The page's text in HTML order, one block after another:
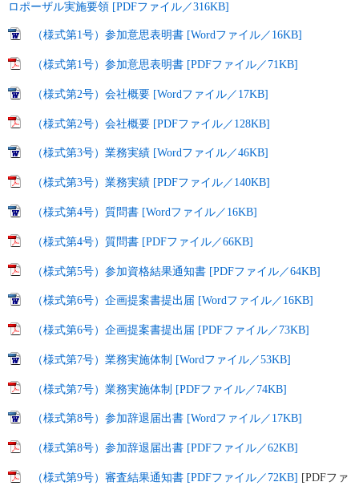
ロポーザル実施要領 [PDFファイル／316KB]
（様式第1号）参加意思表明書 [Wordファイル／16KB]
（様式第1号）参加意思表明書 [PDFファイル／71KB]
（様式第2号）会社概要 [Wordファイル／17KB]
（様式第2号）会社概要 [PDFファイル／128KB]
（様式第3号）業務実績 [Wordファイル／46KB]
（様式第3号）業務実績 [PDFファイル／140KB]
（様式第4号）質問書 [Wordファイル／16KB]
（様式第4号）質問書 [PDFファイル／66KB]
（様式第5号）参加資格結果通知書 [PDFファイル／64KB]
（様式第6号）企画提案書提出届 [Wordファイル／16KB]
（様式第6号）企画提案書提出届 [PDFファイル／73KB]
（様式第7号）業務実施体制 [Wordファイル／53KB]
（様式第7号）業務実施体制 [PDFファイル／74KB]
（様式第8号）参加辞退届出書 [Wordファイル／17KB]
（様式第8号）参加辞退届出書 [PDFファイル／62KB]
（様式第9号）審査結果通知書 [PDFファイル／72KB] [PDFファ